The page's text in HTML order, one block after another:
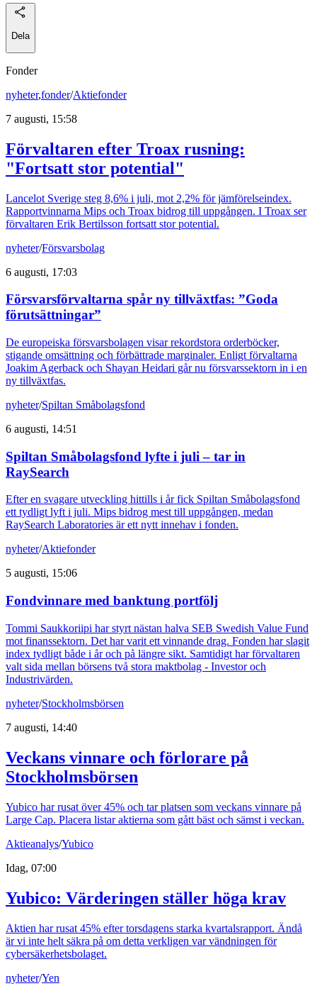
Dela
Fonder
nyheter,fonder/Aktiefonder
7 augusti, 15:58
Förvaltaren efter Troax rusning:
"Fortsatt stor potential"
Lancelot Sverige steg 8,6% i juli, mot 2,2% för jämförelseindex.
Rapportvinnarna Mips och Troax bidrog till uppgången. I Troax ser
förvaltaren Erik Bertilsson fortsatt stor potential.
nyheter/Försvarsbolag
6 augusti, 17:03
Försvarsförvaltarna spår ny tillväxtfas: ”Goda
förutsättningar”
De europeiska försvarsbolagen visar rekordstora orderböcker,
stigande omsättning och förbättrade marginaler. Enligt förvaltarna
Joakim Agerback och Shayan Heidari går nu försvarssektorn in i en
ny tillväxtfas.
nyheter/Spiltan Småbolagsfond
6 augusti, 14:51
Spiltan Småbolagsfond lyfte i juli – tar in
RaySearch
Efter en svagare utveckling hittills i år fick Spiltan Småbolagsfond
ett tydligt lyft i juli. Mips bidrog mest till uppgången, medan
RaySearch Laboratories är ett nytt innehav i fonden.
nyheter/Aktiefonder
5 augusti, 15:06
Fondvinnare med banktung portfölj
Tommi Saukkoriipi har styrt nästan halva SEB Swedish Value Fund
mot finanssektorn. Det har varit ett vinnande drag. Fonden har slagit
index tydligt både i år och på längre sikt. Samtidigt har förvaltaren
valt sida mellan börsens två stora maktbolag - Investor och
Industrivärden.
nyheter/Stockholmsbörsen
7 augusti, 14:40
Veckans vinnare och förlorare på
Stockholmsbörsen
Yubico har rusat över 45% och tar platsen som veckans vinnare på
Large Cap. Placera listar aktierna som gått bäst och sämst i veckan.
Aktieanalys/Yubico
Idag, 07:00
Yubico: Värderingen ställer höga krav
Aktien har rusat 45% efter torsdagens starka kvartalsrapport. Ändå
är vi inte helt säkra på om detta verkligen var vändningen för
cybersäkerhetsbolaget.
nyheter/Yen